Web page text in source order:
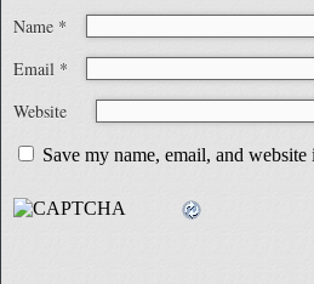
Name *
Email *
Website
Save my name, email, and